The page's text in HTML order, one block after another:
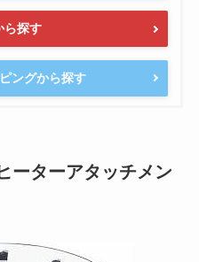
ら探す
ングから探す
ーターアタッチメン